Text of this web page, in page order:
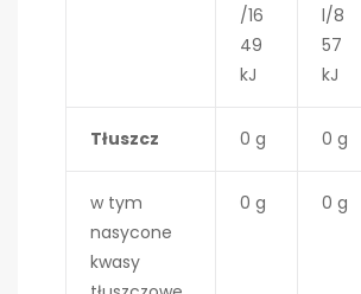
/16
49
kJ
l/8
57
kJ
Tłuszcz 0 g 0 g
w tym
nasycone
kwasy
0 g 0 g